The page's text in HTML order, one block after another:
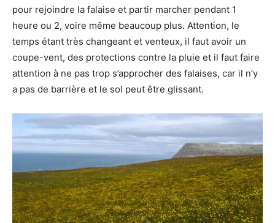
pour rejoindre la falaise et partir marcher pendant 1
heure ou 2, voire même beaucoup plus. Attention, le
temps étant très changeant et venteux, il faut avoir un
coupe-vent, des protections contre la pluie et il faut faire
attention à ne pas trop s’approcher des falaises, car il n’y
a pas de barrière et le sol peut être glissant.